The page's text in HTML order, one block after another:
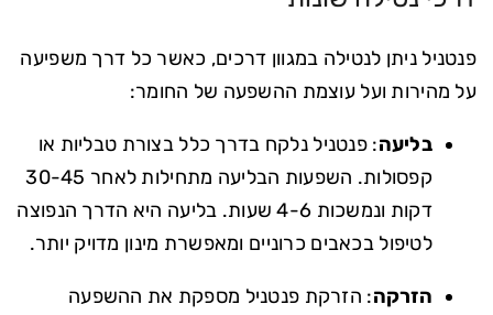
פנטניל ניתן לנטילה במגוון דרכים, כאשר כל דרך משפיעה
על מהירות ועל עוצמת ההשפעה של החומר:
בליעה: פנטניל נלקח בדרך כלל בצורת טבליות או
קפסולות. השפעות הבליעה מתחילות לאחר 30-45
דקות ונמשכות 4-6 שעות. בליעה היא הדרך הנפוצה
לטיפול בכאבים כרוניים ומאפשרת מינון מדויק יותר.
הזרקה: הזרקת פנטניל מספקת את ההשפעה